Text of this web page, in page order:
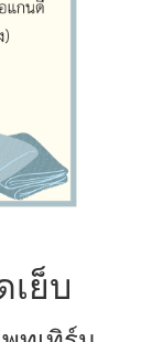
ย็บ